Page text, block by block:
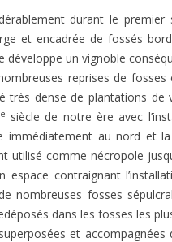
durant le
et encadrée de fossés
développe un vignoble
reprises de fosses
dense de plantations de
e siècle de notre ère avec
au nord et la
utilisé comme nécropole
espace contraignant
nombreuses fosses
dans les fosses les
et